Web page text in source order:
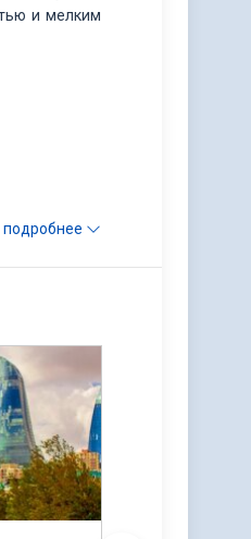
и мелким
подробнее